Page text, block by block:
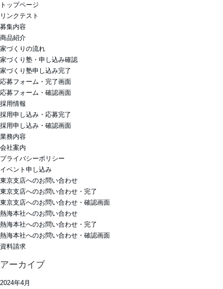
トップページ
リンクテスト
募集内容
商品紹介
家づくりの流れ
家づくり塾・申し込み確認
家づくり塾申し込み完了
応募フォーム・完了画面
応募フォーム・確認画面
採用情報
採用申し込み・応募完了
採用申し込み・確認画面
業務内容
会社案内
プライバシーポリシー
イベント申し込み
東京支店へのお問い合わせ
東京支店へのお問い合わせ・完了
東京支店へのお問い合わせ・確認画面
熱海本社へのお問い合わせ
熱海本社へのお問い合わせ・完了
熱海本社へのお問い合わせ・確認画面
資料請求
アーカイブ
2024年4月